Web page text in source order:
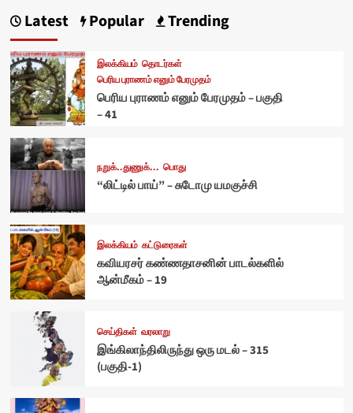
Latest Popular Trending
இலக்கியம் தொடர்கள்
பெரிய புராணம் எனும் பேரமுதம்
பெரிய புராணம் எனும் பேரமுதம் – பகுதி
– 41
நறுக்..துணுக்... பொது
“லிட்டில் பாய்” – சுடோமு யமகுச்சி
இலக்கியம் கட்டுரைகள்
கவியரசர் கண்ணதாசனின் பாடல்களில்
ஆன்மீகம் – 19
செய்திகள் வரலாறு
இங்கிலாந்திலிருந்து ஒரு மடல் – 315
(பகுதி-1)